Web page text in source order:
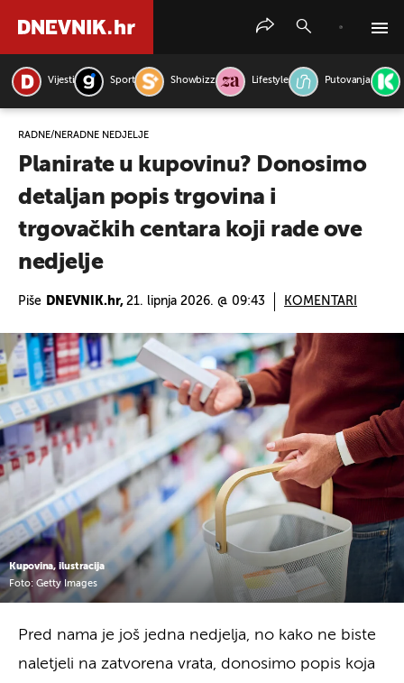
Vijesti Sport Showbizz Lifestyle Putovanja
RADNE/NERADNE NEDJELJE
Planirate u kupovinu? Donosimo
detaljan popis trgovina i
trgovačkih centara koji rade ove
nedjelje
Piše DNEVNIK.hr, 21. lipnja 2026. @ 09:43 KOMENTARI
Kupovina, ilustracija
Foto: Getty Images
Pred nama je još jedna nedjelja, no kako ne biste
naletjeli na zatvorena vrata, donosimo popis koja
PRETRAŽITE VIJESTI